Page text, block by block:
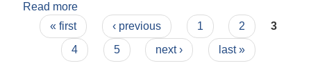
Read more
तथा ब्यबस्थापन सम्बन्धि कार्यविधि, २०८३
Pages
« first ‹ previous 1 2
3
4
5 next › last »